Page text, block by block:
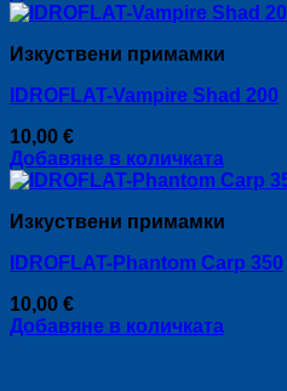
Изкуствени примамки
IDROFLAT-Vampire Shad 200
10,00 €
Добавяне в количката
Изкуствени примамки
IDROFLAT-Phantom Carp 350
10,00 €
Добавяне в количката